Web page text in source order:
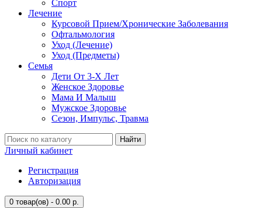
Спорт
Лечение
Курсовой Прием/Хронические Заболевания
Офтальмология
Уход (Лечение)
Уход (Предметы)
Семья
Дети От 3-Х Лет
Женское Здоровье
Мама И Малыш
Мужское Здоровье
Сезон, Импульс, Травма
Найти
Личный кабинет
Регистрация
Авторизация
0 товар(ов) - 0.00 р.